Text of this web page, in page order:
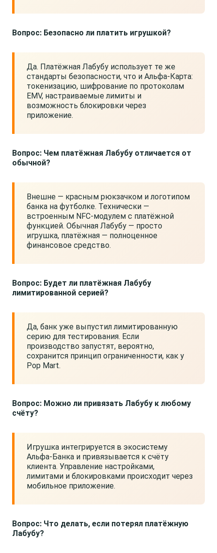
Вопрос: Безопасно ли платить игрушкой?
Да. Платёжная Лабубу использует те же
стандарты безопасности, что и Альфа-Карта:
токенизацию, шифрование по протоколам
EMV, настраиваемые лимиты и
возможность блокировки через
приложение.
Вопрос: Чем платёжная Лабубу отличается от
обычной?
Внешне — красным рюкзачком и логотипом
банка на футболке. Технически —
встроенным NFC-модулем с платёжной
функцией. Обычная Лабубу — просто
игрушка, платёжная — полноценное
финансовое средство.
Вопрос: Будет ли платёжная Лабубу
лимитированной серией?
Да, банк уже выпустил лимитированную
серию для тестирования. Если
производство запустят, вероятно,
сохранится принцип ограниченности, как у
Pop Mart.
Вопрос: Можно ли привязать Лабубу к любому
счёту?
Игрушка интегрируется в экосистему
Альфа-Банка и привязывается к счёту
клиента. Управление настройками,
лимитами и блокировками происходит через
мобильное приложение.
Вопрос: Что делать, если потерял платёжную
Лабубу?